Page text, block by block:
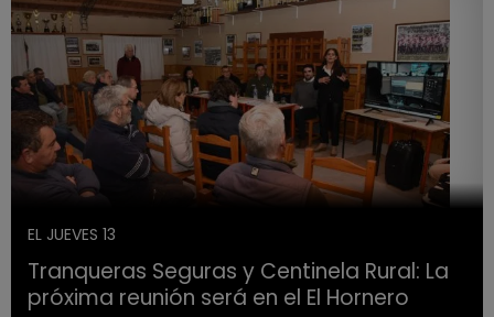
EL JUEVES 13
Tranqueras Seguras y Centinela Rural: La
próxima reunión será en el El Hornero